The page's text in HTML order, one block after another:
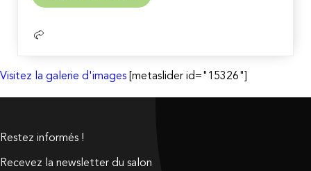
Visitez la galerie d'images [metaslider id="15326"]
Restez informés !
Recevez la newsletter du salon